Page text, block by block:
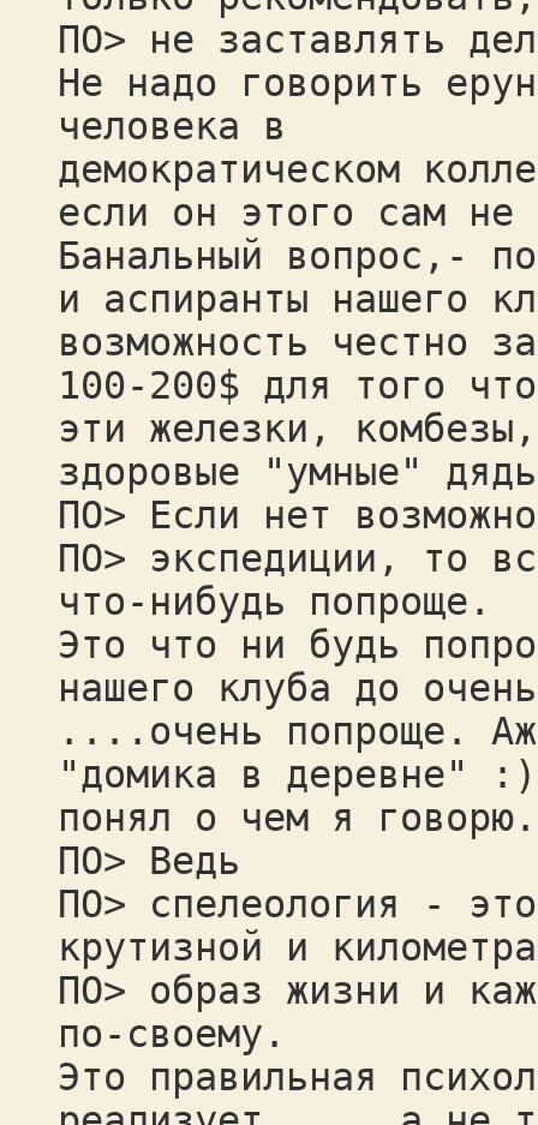
ПО> не заставлять
Не надо говорить
человека в
демократическом
если он этого сам не
Банальный вопрос,-
и аспиранты нашего
возможность честно
100-200$ для того
эти железки,
здоровые "умные"
ПО> Если нет
ПО> экспедиции, то
что-нибудь попроще.
Это что ни будь
нашего клуба до
....очень попроще.
"домика в деревне"
понял о чем я говорю.
ПО> Ведь
ПО> спелеология -
крутизной и
ПО> образ жизни и
по-своему.
Это правильная